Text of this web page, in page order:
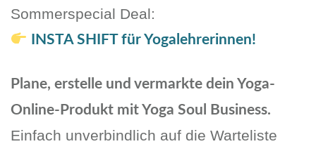
Sommerspecial Deal:
INSTA SHIFT für Yogalehrerinnen!
Plane, erstelle und vermarkte dein Yoga-
Online-Produkt mit Yoga Soul Business.
Einfach unverbindlich auf die Warteliste